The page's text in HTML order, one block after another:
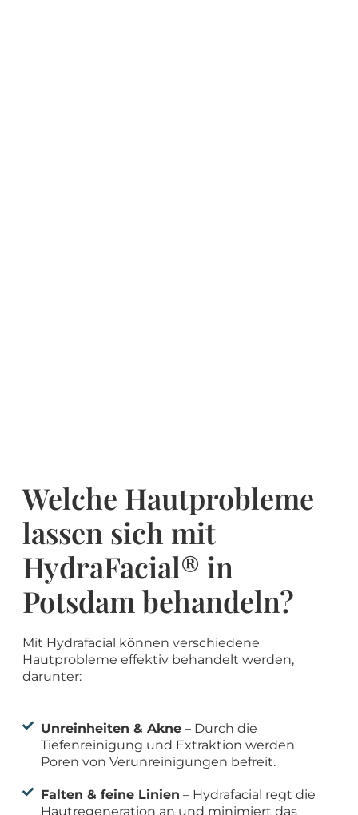
Welche Hautprobleme
lassen sich mit
HydraFacial® in
Potsdam behandeln?
Mit Hydrafacial können verschiedene
Hautprobleme effektiv behandelt werden,
darunter:
Unreinheiten & Akne– Durch die
Tiefenreinigung und Extraktion werden
Poren von Verunreinigungen befreit.
Falten & feine Linien – Hydrafacial regt die
Hautregeneration an und minimiert das